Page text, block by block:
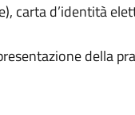
carta d’identità
della